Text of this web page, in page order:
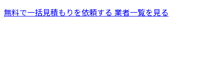
無料で一括見積もりを依頼する 業者一覧を見る